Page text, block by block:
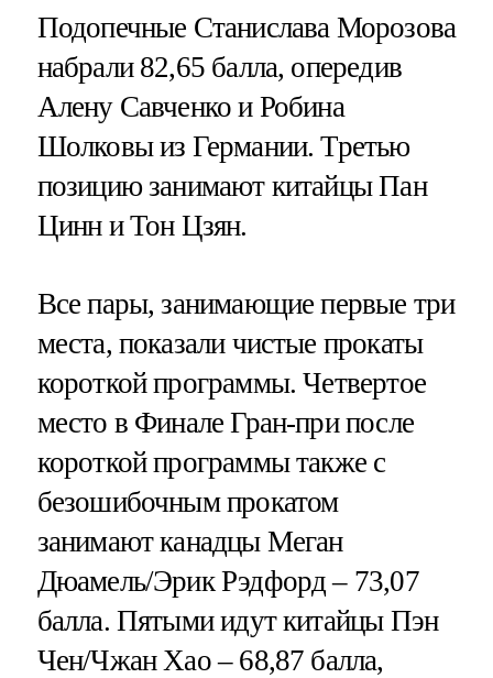
Подопечные Станислава Морозова
набрали 82,65 балла, опередив
Алену Савченко и Робина
Шолковы из Германии. Третью
позицию занимают китайцы Пан
Цинн и Тон Цзян.
Все пары, занимающие первые три
места, показали чистые прокаты
короткой программы. Четвертое
место в Финале Гран-при после
короткой программы также с
безошибочным прокатом
занимают канадцы Меган
Дюамель/Эрик Рэдфорд – 73,07
балла. Пятыми идут китайцы Пэн
Чен/Чжан Хао – 68,87 балла,